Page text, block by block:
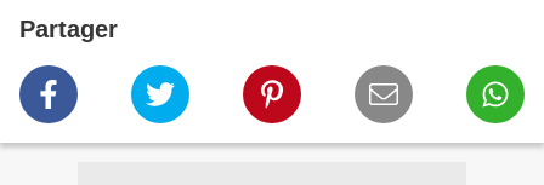
Partager